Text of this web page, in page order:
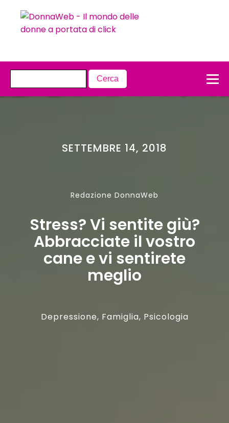
SETTEMBRE 14, 2018
Redazione DonnaWeb
Stress? Vi sentite giù?
Abbracciate il vostro
cane e vi sentirete
meglio
Depressione, Famiglia, Psicologia